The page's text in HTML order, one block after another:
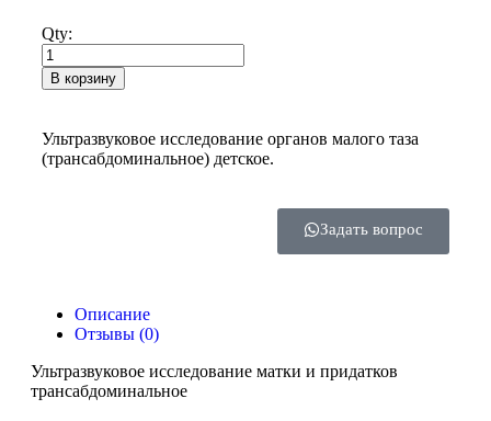
Qty:
В корзину
Ультразвуковое исследование органов малого таза
(трансабдоминальное) детское.
Задать вопрос
Описание
Отзывы (0)
Ультразвуковое исследование матки и придатков
трансабдоминальное